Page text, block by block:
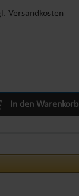
Versandkosten
In den Warenkorb